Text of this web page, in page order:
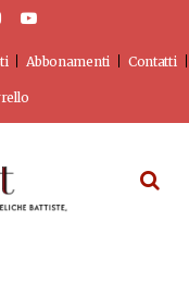
Abbonamenti Contatti